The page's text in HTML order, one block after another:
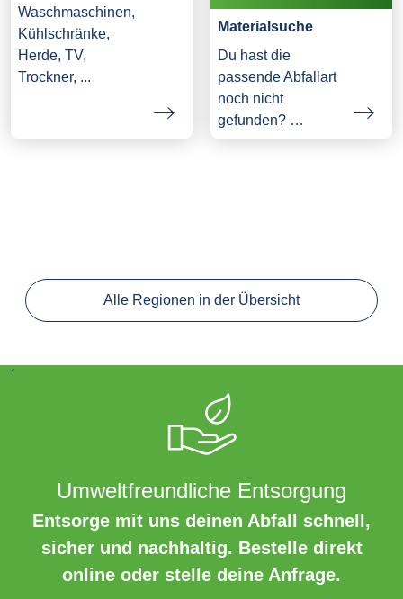
Waschmaschinen,
Kühlschränke,
Herde, TV,
Trockner, ...
Materialsuche
Du hast die
passende Abfallart
noch nicht
gefunden? …
Alle Regionen in der Übersicht
´
Umweltfreundliche Entsorgung
Entsorge mit uns deinen Abfall schnell,
sicher und nachhaltig. Bestelle direkt
online oder stelle deine Anfrage.